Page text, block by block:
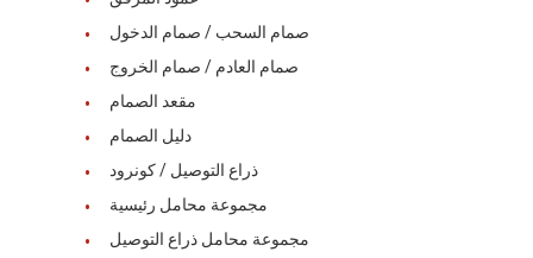
صمام السحب / صمام الدخول
صمام العادم / صمام الخروج
مقعد الصمام
دليل الصمام
ذراع التوصيل / كونرود
مجموعة محامل رئيسية
مجموعة محامل ذراع التوصيل